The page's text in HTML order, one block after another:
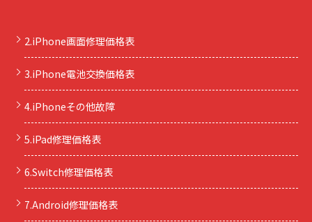
2.iPhone画面修理価格表
3.iPhone電池交換価格表
4.iPhoneその他故障
5.iPad修理価格表
6.Switch修理価格表
7.Android修理価格表